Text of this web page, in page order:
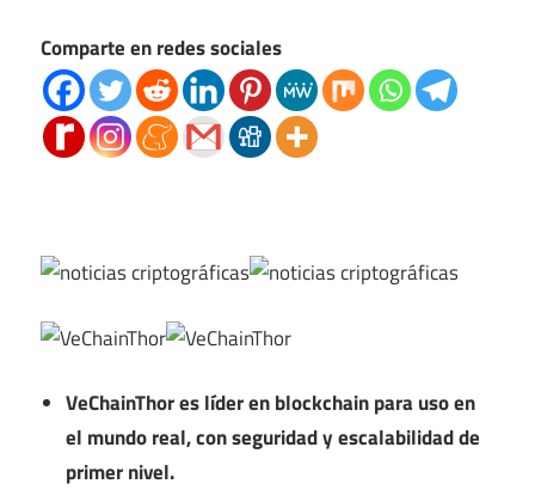
Comparte en redes sociales
VeChainThor es líder en blockchain para uso en
el mundo real, con seguridad y escalabilidad de
primer nivel.